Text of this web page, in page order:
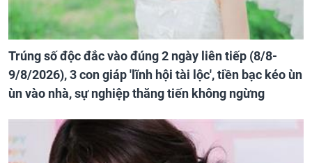
Trúng số độc đắc vào đúng 2 ngày liên tiếp (8/8-
9/8/2026), 3 con giáp 'lĩnh hội tài lộc', tiền bạc kéo ùn
ùn vào nhà, sự nghiệp thăng tiến không ngừng